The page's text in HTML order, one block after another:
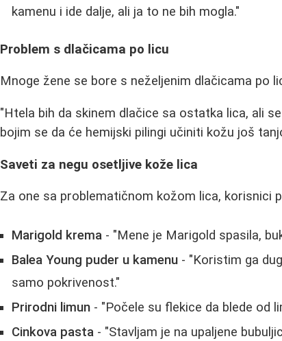
kamenu i ide dalje, ali ja to ne bih mogla."
Problem s dlačicama po licu
Mnoge žene se bore s neželjenim dlačicama po
"Htela bih da skinem dlačice sa ostatka lica, ali
bojim se da će hemijski pilingi učiniti kožu još
Saveti za negu osetljive kože lica
Za one sa problematičnom kožom lica, korisnici
Marigold krema - "Mene je Marigold spasila,
Balea Young puder u kamenu - "Koristim ga
samo pokrivenost."
Prirodni limun - "Počele su flekice da blede od
Cinkova pasta - "Stavljam je na upaljene